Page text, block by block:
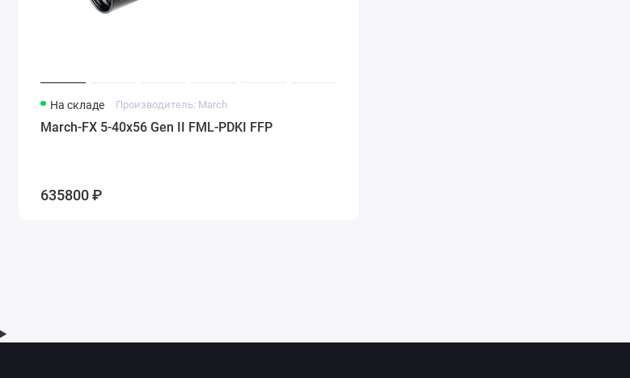
На складе Производитель: March
March-FX 5-40x56 Gen II FML-PDKI FFP
635800 ₽